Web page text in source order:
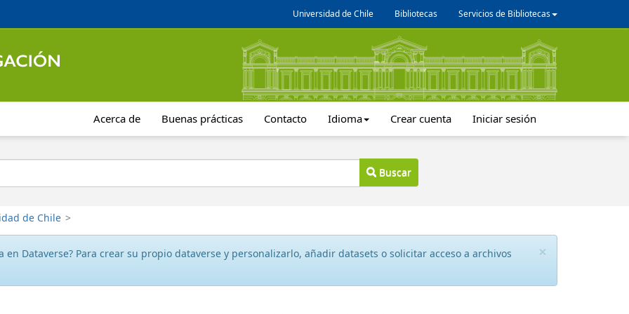
Universidad de Chile Bibliotecas Servicios de Bibliotecas
Acerca de Buenas prácticas Contacto Idioma Crear cuenta Iniciar sesión
Buscar
de Chile >
×
en Dataverse? Para crear su propio dataverse y personalizarlo, añadir datasets o solicitar acceso a archivos